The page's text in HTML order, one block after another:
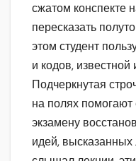
сжатом конспекте
пересказать
этом студент
и кодов,
Подчеркнутая
на полях помогают
экзамену
идей, высказанных